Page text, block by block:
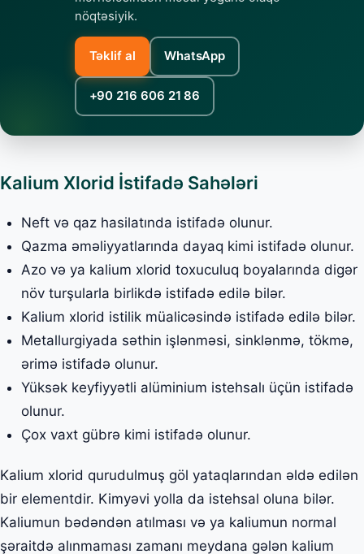
nöqtəsiyik.
Təklif al WhatsApp
+90 216 606 21 86
Kalium Xlorid İstifadə Sahələri
Neft və qaz hasilatında istifadə olunur.
Qazma əməliyyatlarında dayaq kimi istifadə olunur.
Azo və ya kalium xlorid toxuculuq boyalarında digər
növ turşularla birlikdə istifadə edilə bilər.
Kalium xlorid istilik müalicəsində istifadə edilə bilər.
Metallurgiyada səthin işlənməsi, sinklənmə, tökmə,
ərimə istifadə olunur.
Yüksək keyfiyyətli alüminium istehsalı üçün istifadə
olunur.
Çox vaxt gübrə kimi istifadə olunur.
Kalium xlorid qurudulmuş göl yataqlarından əldə edilən
bir elementdir. Kimyəvi yolla da istehsal oluna bilər.
Kaliumun bədəndən atılması və ya kaliumun normal
şəraitdə alınmaması zamanı meydana gələn kalium